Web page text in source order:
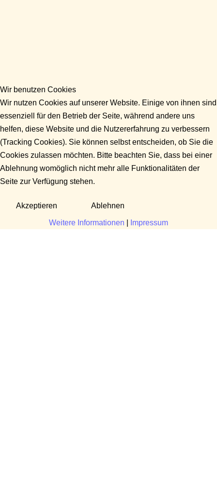
Wir benutzen Cookies
Wir nutzen Cookies auf unserer Website. Einige von ihnen sind
essenziell für den Betrieb der Seite, während andere uns
helfen, diese Website und die Nutzererfahrung zu verbessern
(Tracking Cookies). Sie können selbst entscheiden, ob Sie die
Cookies zulassen möchten. Bitte beachten Sie, dass bei einer
Ablehnung womöglich nicht mehr alle Funktionalitäten der
Seite zur Verfügung stehen.
Akzeptieren Ablehnen
Weitere Informationen Impressum